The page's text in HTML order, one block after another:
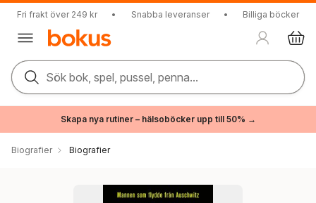
Fri frakt över 249 kr • Snabba leveranser • Billiga böcker
Sök bok, spel, pussel, penna...
Skapa nya rutiner – hälsoböcker upp till 50% →
Biografier Biografier